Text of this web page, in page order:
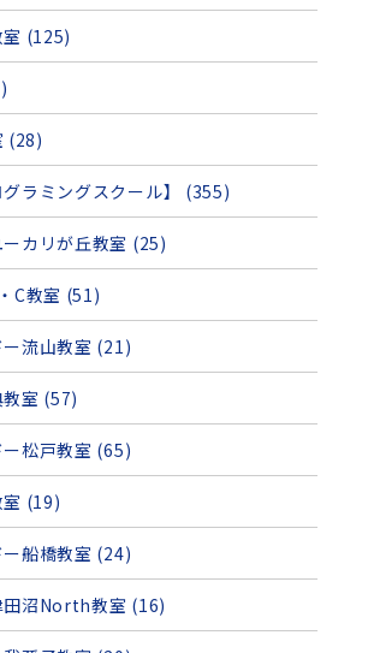
(125)
(28)
グラミングスクール】 (355)
カリが丘教室 (25)
C教室 (51)
流山教室 (21)
室 (57)
松戸教室 (65)
(19)
船橋教室 (24)
田沼North教室 (16)